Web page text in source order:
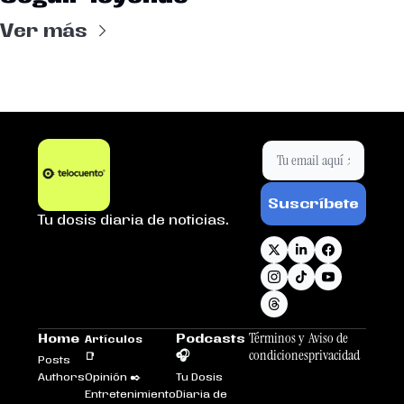
Ver más
Tu dosis diaria de noticias.
Suscríbete
Home
Posts
Authors
Artículos
📑
Opinión ✒️
Entretenimiento
Podcasts
🎧
Tu Dosis
Diaria de
Términos y
condiciones
Aviso de
privacidad